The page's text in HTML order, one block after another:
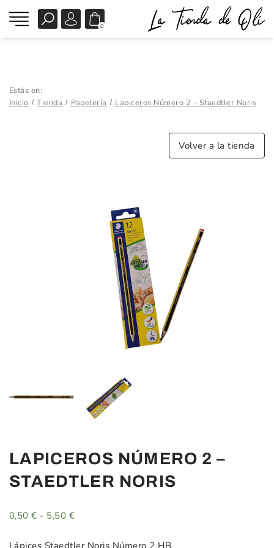
0
Estás en:
Inicio
Tienda Papelería Lapiceros Número 2 – Staedtler Noris
Volver a la tienda
LAPICEROS NÚMERO 2 –
STAEDTLER NORIS
0,50€ - 5,50 €
precios:
Lápices Staedtler Noris Número 2 HB